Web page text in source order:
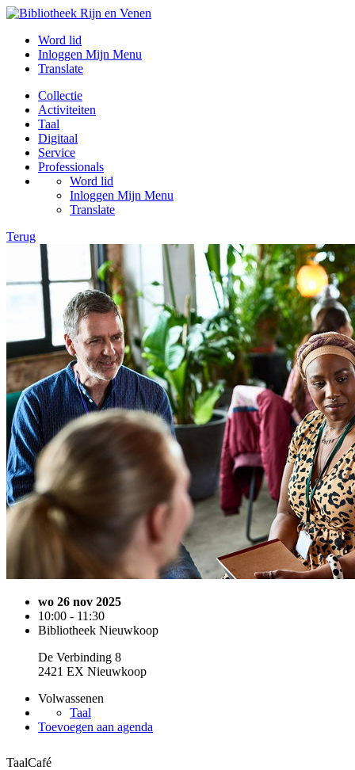
Word lid
Inloggen Mijn Menu
Translate
Collectie
Activiteiten
Taal
Digitaal
Service
Professionals
Word lid
Inloggen Mijn Menu
Translate
Terug
wo 26 nov 2025
10:00 - 11:30
Bibliotheek Nieuwkoop
De Verbinding 8
2421 EX Nieuwkoop
Volwassenen
Taal
Toevoegen aan agenda
TaalCafé